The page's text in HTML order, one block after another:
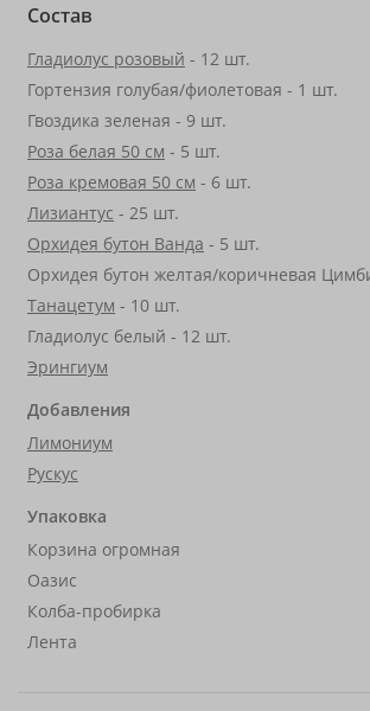
Состав
Гладиолус розовый - 12 шт.
Гортензия голубая/фиолетовая - 1 шт.
Гвоздика зеленая - 9 шт.
Роза белая 50 см - 5 шт.
Роза кремовая 50 см - 6 шт.
Лизиантус - 25 шт.
Орхидея бутон Ванда - 5 шт.
Орхидея бутон желтая/коричневая
Танацетум - 10 шт.
Гладиолус белый - 12 шт.
Эрингиум
Добавления
Лимониум
Рускус
Упаковка
Корзина огромная
Оазис
Колба-пробирка
Лента